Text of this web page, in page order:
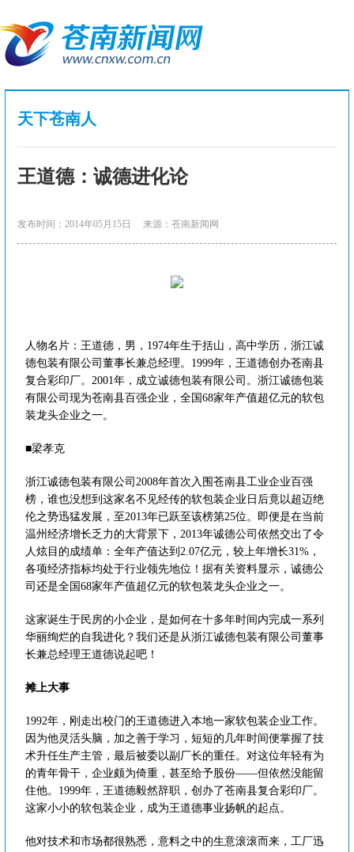
天下苍南人
王道德：诚德进化论
发布时间：2014年05月15日 来源：苍南新闻网
人物名片：王道德，男，1974年生于括山，高中学历，浙江诚
德包装有限公司董事长兼总经理。1999年，王道德创办苍南县
复合彩印厂。2001年，成立诚德包装有限公司。浙江诚德包装
有限公司现为苍南县百强企业，全国68家年产值超亿元的软包
装龙头企业之一。
■梁孝克
浙江诚德包装有限公司2008年首次入围苍南县工业企业百强
榜，谁也没想到这家名不见经传的软包装企业日后竟以超迈绝
伦之势迅猛发展，至2013年已跃至该榜第25位。即便是在当前
温州经济增长乏力的大背景下，2013年诚德公司依然交出了令
人炫目的成绩单：全年产值达到2.07亿元，较上年增长31%，
各项经济指标均处于行业领先地位！据有关资料显示，诚德公
司还是全国68家年产值超亿元的软包装龙头企业之一。
这家诞生于民房的小企业，是如何在十多年时间内完成一系列
华丽绚烂的自我进化？我们还是从浙江诚德包装有限公司董事
长兼总经理王道德说起吧！
摊上大事
1992年，刚走出校门的王道德进入本地一家软包装企业工作。
因为他灵活头脑，加之善于学习，短短的几年时间便掌握了技
术升任生产主管，最后被委以副厂长的重任。对这位年轻有为
的青年骨干，企业颇为倚重，甚至给予股份——但依然没能留
住他。1999年，王道德毅然辞职，创办了苍南县复合彩印厂。
这家小小的软包装企业，成为王道德事业扬帆的起点。
他对技术和市场都很熟悉，意料之中的生意滚滚而来，工厂迅